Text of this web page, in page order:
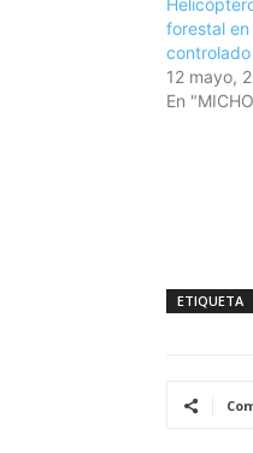
forestal
12 mayo,
En
ETIQUETA